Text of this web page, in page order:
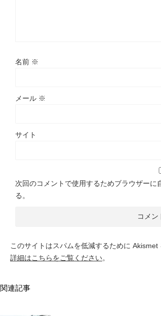
名前 ※
メール ※
サイト
次回のコメントで使用するためブラウザー
る。
このサイトはスパムを低減するために Akismet
詳細はこちらをご覧ください。
関連記事